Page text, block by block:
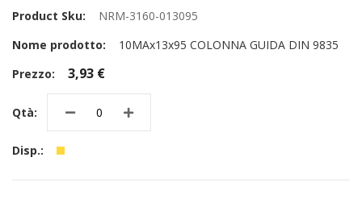
NRM-3160-013095
10MAx13x95 COLONNA GUIDA DIN 9835
3,93 €